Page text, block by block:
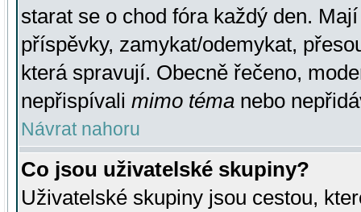
starat se o chod fóra každý den.
příspěvky, zamykat/odemykat,
která spravují. Obecně řečeno,
nepřispívali mimo téma nebo
Návrat nahoru
Co jsou uživatelské skupiny?
Uživatelské skupiny jsou cestou,